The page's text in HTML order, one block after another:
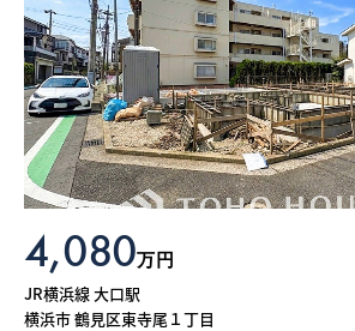
4,080万円
JR横浜線 大口駅
横浜市 鶴見区東寺尾１丁目